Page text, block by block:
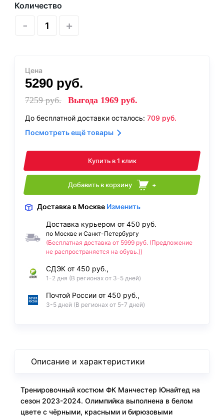
Количество
- +
Цена
5290 руб.
7259руб. Выгода 1969 руб.
До бесплатной доставки осталось: 709 руб.
Посмотреть ещё товары
Купить в 1 клик
Добавить в корзину +
Доставка в Москве Изменить
Доставка курьером от 450 руб.
по Москве и Санкт-Петербургу
(Бесплатная доставка от 5999 руб. (Предложение
не распространяется на обувь.))
СДЭК от 450 руб.,
1-2 дня (В регионах от 3-5 дней)
Почтой России от 450 руб.,
3-5 дней (В регионах от 5-7 дней)
Описание и характеристики
Тренировочный костюм ФК Манчестер Юнайтед на
сезон 2023-2024. Олимпийка выполнена в белом
цвете с чёрными, красными и бирюзовыми